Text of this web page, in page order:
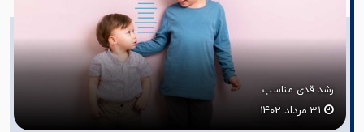
رشد قدی مناسب
31 مرداد 1402